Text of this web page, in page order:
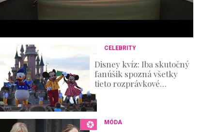
CELEBRITY
Disney kvíz: Iba skutočný
fanúšik spozná všetky
tieto rozprávkové
postavičky!
MÓDA